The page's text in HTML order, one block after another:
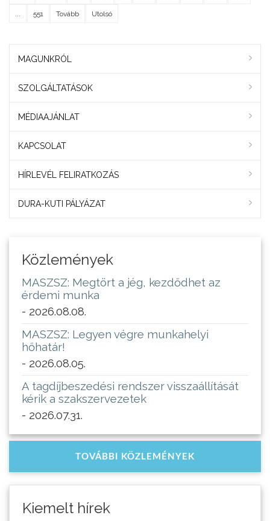
551 Tovább Utolsó
MAGUNKRÓL
SZOLGÁLTATÁSOK
MÉDIAAJÁNLAT
KAPCSOLAT
HÍRLEVÉL FELIRATKOZÁS
DURA-KUTI PÁLYÁZAT
Közlemények
MASZSZ: Megtört a jég, kezdődhet az
érdemi munka
- 2026.08.08.
MASZSZ: Legyen végre munkahelyi
hőhatár!
- 2026.08.05.
A tagdíjbeszedési rendszer visszaállítását
kérik a szakszervezetek
- 2026.07.31.
TOVÁBBI KÖZLEMÉNYEK
Kiemelt hírek